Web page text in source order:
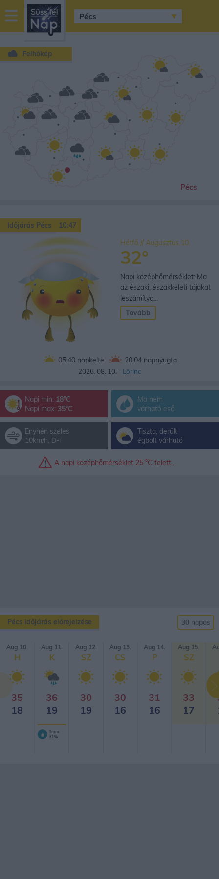
sussfelnap.hu
időjárás
Felhőkép
•
Pécs
Időjárás Pécs
10:47
Hétfő // Augusztus 10.
32°
Napi középhőmérséklet: Ma
az északi, északkeleti tájakat
leszámítva...
Tovább
05:40 napkelte 20:04 napnyugta
2026. 08. 10. - Lõrinc
Napi min: 18°C
Napi max: 35°C
Ma nem
várható eső
Enyhén szeles
10km/h, D-i
Tiszta, derült
égbolt várható
A napi kö­zép­hő­mér­sék­let 25 °C fe­lett...
Pécs időjárás előrejelzése 30 napos
Aug 10.
H
35
18
Aug 11.
K
36
19
1mm
31%
Aug 12.
SZ
30
19
Aug 13.
CS
30
16
Aug 14.
P
31
16
Aug 15.
SZ
33
17